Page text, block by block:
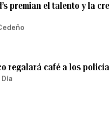
premian el talento y la
regalará café a los